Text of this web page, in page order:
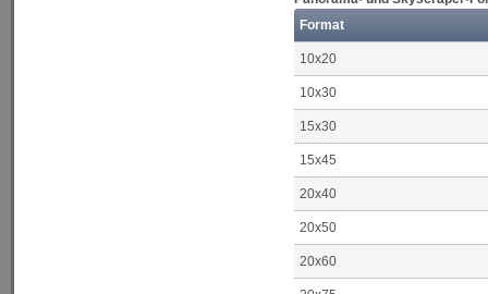
Format
10x20
10x30
15x30
15x45
20x40
20x50
20x60